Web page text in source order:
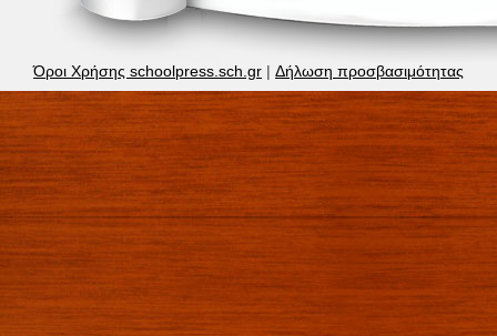
Όροι Χρήσης schoolpress.sch.gr | Δήλωση προσβασιμότητας